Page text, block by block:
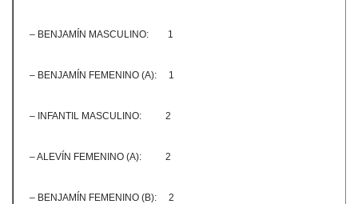
– BENJAMÍN MASCULINO: 1
– BENJAMÍN FEMENINO (A): 1
– INFANTIL MASCULINO: 2
– ALEVÍN FEMENINO (A): 2
– BENJAMÍN FEMENINO (B): 2